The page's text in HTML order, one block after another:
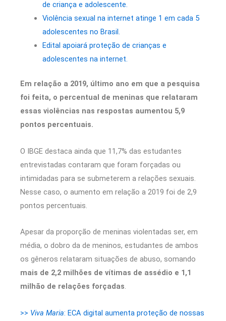
de criança e adolescente.
Violência sexual na internet atinge 1 em cada 5
adolescentes no Brasil.
Edital apoiará proteção de crianças e
adolescentes na internet.
Em relação a 2019, último ano em que a pesquisa
foi feita, o percentual de meninas que relataram
essas violências nas respostas aumentou 5,9
pontos percentuais.
O IBGE destaca ainda que 11,7% das estudantes
entrevistadas contaram que foram forçadas ou
intimidadas para se submeterem a relações sexuais.
Nesse caso, o aumento em relação a 2019 foi de 2,9
pontos percentuais.
Apesar da proporção de meninas violentadas ser, em
média, o dobro da de meninos, estudantes de ambos
os gêneros relataram situações de abuso, somando
mais de 2,2 milhões de vítimas de assédio e 1,1
milhão de relações forçadas.
>> Viva Maria: ECA digital aumenta proteção de nossas